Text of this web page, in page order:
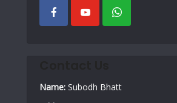
Name: Subodh Bhatt